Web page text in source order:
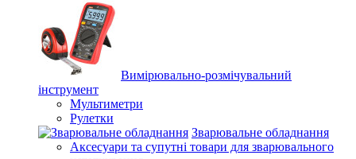
Вимірювально-розмічувальний
інструмент
Мультиметри
Рулетки
Зварювальне обладнання
Аксесуари та супутні товари для зварювального